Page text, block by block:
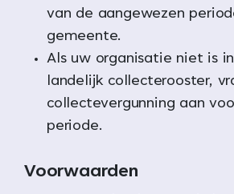
van de aangewezen
gemeente.
Als uw organisatie niet is
landelijk collecterooster,
collectevergunning aan
periode.
Voorwaarden